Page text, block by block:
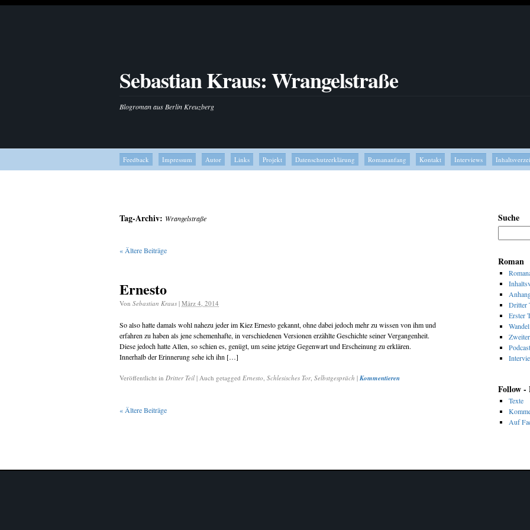
Sebastian Kraus: Wrangelstraße
Blogroman aus Berlin Kreuzberg
Feedback Impressum Autor Links Projekt Datenschutzerklärung Romananfang Kontakt Interviews
Tag-Archiv: Wrangelstraße
« Ältere Beiträge
Ernesto
Von Sebastian Kraus | März 4, 2014
So also hatte damals wohl nahezu jeder im Kiez Ernesto gekannt, ohne dabei jedoch mehr zu wissen von ihm und
erfahren zu haben als jene schemenhafte, in verschiedenen Versionen erzählte Geschichte seiner Vergangenheit.
Diese jedoch hatte Allen, so schien es, genügt, um seine jetzige Gegenwart und Erscheinung zu erklären.
Innerhalb der Erinnerung sehe ich ihn […]
Veröffentlicht in Dritter Teil | Auch getagged Ernesto, Schlesisches Tor, Selbstgespräch | Kommentieren
« Ältere Beiträge
Suche
Roman
Dritter
Erster
Podcast
Follow -
Texte
Auf